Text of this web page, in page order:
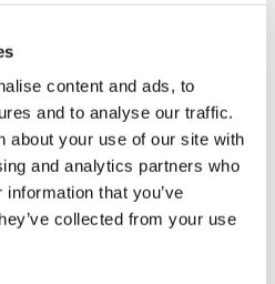
content and ads, to
and to analyse our traffic.
about your use of our site with
and analytics partners who
that you’ve
collected from your use
realizados por una institución de
de salud.